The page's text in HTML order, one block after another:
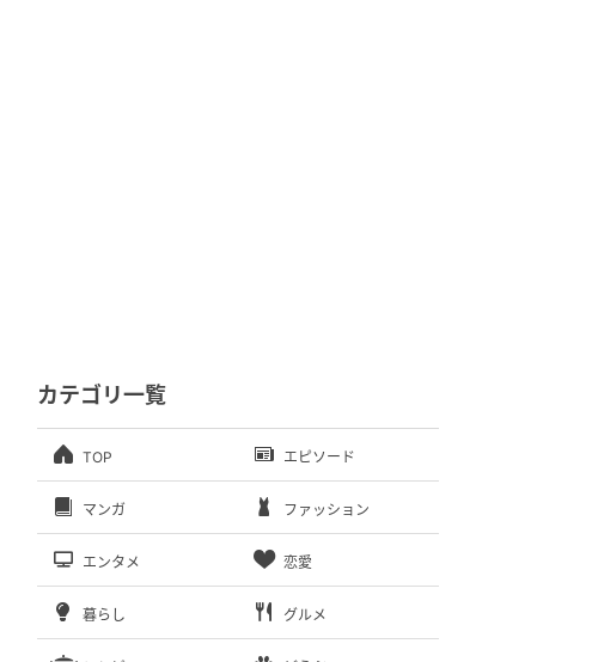
カテゴリ一覧
TOP エピソード
マンガ ファッション
エンタメ 恋愛
暮らし グルメ